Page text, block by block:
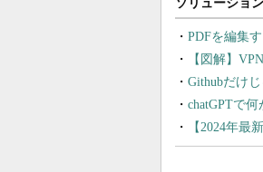
PDFを編集
【図解】
Githubだけ
chatGPTで
【2024年最